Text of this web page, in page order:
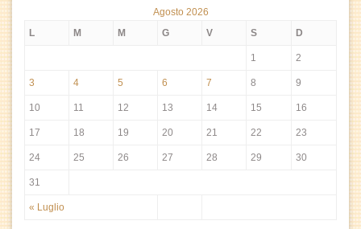
Agosto 2026
L
M M G V S D
« Luglio
1 2
3 4 5 6 7 8 9
10 11 12 13 14 15 16
17 18 19 20 21 22 23
24 25 26 27 28 29 30
31